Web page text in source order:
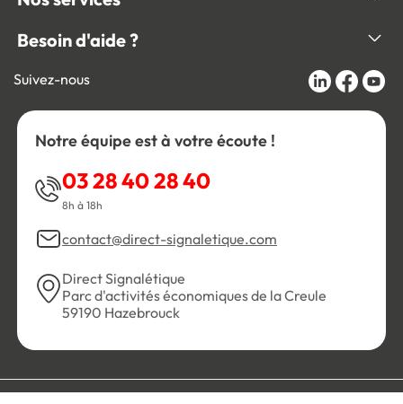
Besoin d'aide ?
Suivez-nous
Notre équipe est à votre écoute !
03 28 40 28 40
8h à 18h
contact@direct-signaletique.com
Direct Signalétique
Parc d'activités économiques de la Creule
59190 Hazebrouck
Conditions Générales de Vente Politique de confidentialité